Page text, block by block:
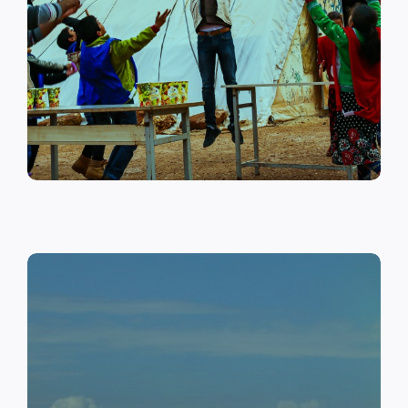
على أهمية حماية الطفل وإنشاء
مراكز لبناء القدرات والتوعية
الصحية والنفسية.
اقرأ المزيد